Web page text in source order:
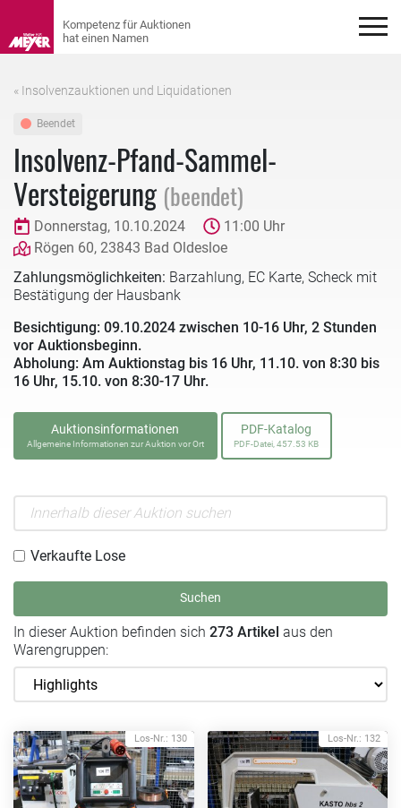
« Insolvenzauktionen und Liquidationen
Beendet
Insolvenz-Pfand-Sammel-
Versteigerung (beendet)
Donnerstag, 10.10.2024
11:00 Uhr
Rögen 60, 23843 Bad Oldesloe
Zahlungsmöglichkeiten: Barzahlung, EC Karte, Scheck mit
Bestätigung der Hausbank
Besichtigung: 09.10.2024 zwischen 10-16 Uhr, 2 Stunden
vor Auktionsbeginn.
Abholung: Am Auktionstag bis 16 Uhr, 11.10. von 8:30 bis
16 Uhr, 15.10. von 8:30-17 Uhr.
Auktionsinformationen
Allgemeine Informationen zur Auktion vor Ort
PDF-Katalog
PDF-Datei, 457.53 KB
Verkaufte Lose
Suchen
In dieser Auktion befinden sich 273 Artikel aus den
Warengruppen:
Los-Nr.: 130 Los-Nr.: 132